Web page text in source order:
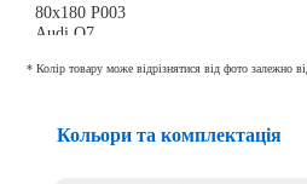
* Колір товару може відрізнятися від фото залежно
Кольори та комплектація